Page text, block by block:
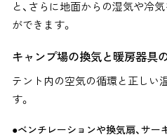
と、さらに地面からの湿気や冷
ができます。
キャンプ場の換気と暖房器具
テント内の空気の循環と正しい
す。
●ベンチレーションや換気扇、サ